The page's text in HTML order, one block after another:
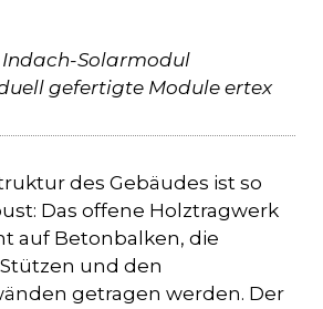
Indach-Solarmodul
gefertigte Module ertex
des Gebäudes ist so
Das offene Holztragwerk
auf Betonbalken, die
und den
getragen werden. Der